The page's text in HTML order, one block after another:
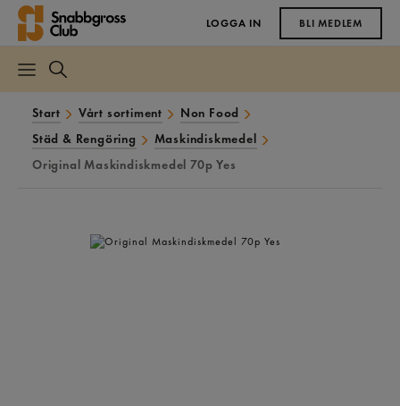
LOGGA IN BLI MEDLEM
Start Vårt sortiment
Non Food
Städ & Rengöring
Maskindiskmedel
Original Maskindiskmedel 70p Yes